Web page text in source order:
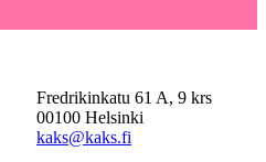
Fredrikinkatu 61 A, 9 krs
00100 Helsinki
kaks@kaks.fi